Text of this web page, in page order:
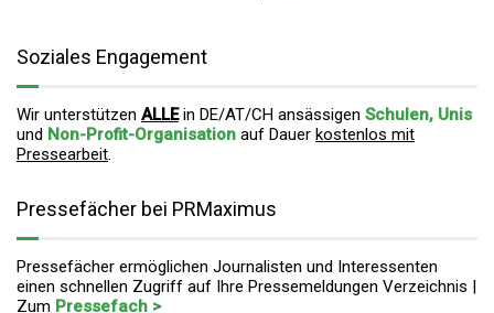
Soziales Engagement
Wir unterstützen ALLEin DE/AT/CH ansässigen Schulen, Unis
und Non-Profit-Organisation auf Dauer kostenlos mit
Pressearbeit.
Pressefächer bei PRMaximus
Pressefächer ermöglichen Journalisten und Interessenten
einen schnellen Zugriff auf Ihre Pressemeldungen Verzeichnis |
Zum Pressefach >